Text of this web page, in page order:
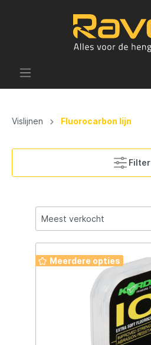
Vislijnen Fluorocarbon lijn
Filter
Meerdere opties